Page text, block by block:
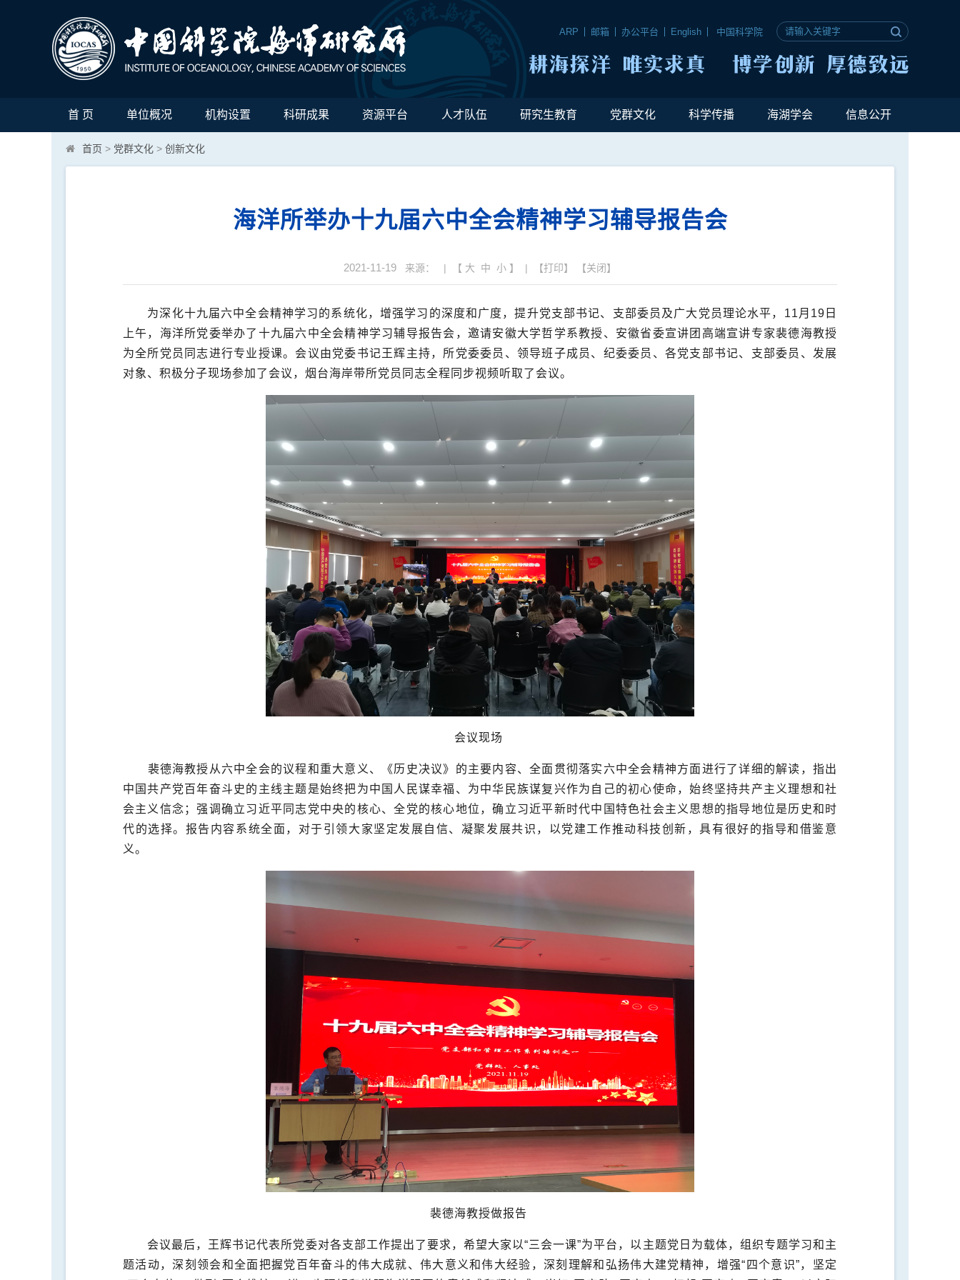
ARP 邮箱 办公平台 English 中国科学院
首 页 单位概况 机构设置 科研成果 资源平台 人才队伍 研究生教育 党群文化 科学传播 海湖学会 信息公开
首页 > 党群文化 > 创新文化
海洋所举办十九届六中全会精神学习辅导报告会
2021-11-19 来源： | 【 大 中 小 】 | 【打印】 【关闭】
为深化十九届六中全会精神学习的系统化，增强学习的深度和广度，提升党支部书记、支部委员及广大党员理论水平， 11 月 19 日
上午，海洋所党委举办了十九届六中全会精神学习辅导报告会，邀请安徽大学哲学系教授、安徽省委宣讲团高端宣讲专家裴德海教授
为全所党员同志进行专业授课。会议由党委书记王辉主持，所党委委员、领导班子成员、纪委委员、各党支部书记、支部委员、发展
对象、积极分子现场参加了会议，烟台海岸带所党员同志全程同步视频听取了会议。
会议现场
裴德海教授从六中全会的议程和重大意义、《历史决议》的主要内容、全面贯彻落实六中全会精神方面进行了详细的解读，指出
中国共产党百年奋斗史的主线主题是始终把为中国人民谋幸福、为中华民族谋复兴作为自己的初心使命，始终坚持共产主义理想和社
会主义信念；强调确立习近平同志党中央的核心、全党的核心地位，确立习近平新时代中国特色社会主义思想的指导地位是历史和时
代的选择。报告内容系统全面，对于引领大家坚定发展自信、凝聚发展共识，以党建工作推动科技创新，具有很好的指导和借鉴意
义。
裴德海教授做报告
会议最后，王辉书记代表所党委对各支部工作提出了要求，希望大家以“三会一课”为平台，以主题党日为载体，组织专题学习和主
题活动，深刻领会和全面把握党百年奋斗的伟大成就、伟大意义和伟大经验，深刻理解和弘扬伟大建党精神，增强“四个意识”，坚定